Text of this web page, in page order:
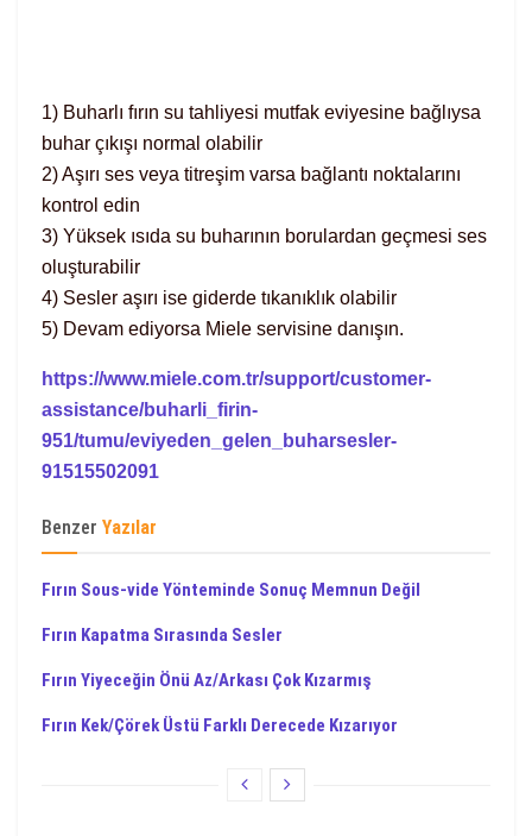
1) Buharlı fırın su tahliyesi mutfak eviyesine bağlıysa
buhar çıkışı normal olabilir
2) Aşırı ses veya titreşim varsa bağlantı noktalarını
kontrol edin
3) Yüksek ısıda su buharının borulardan geçmesi ses
oluşturabilir
4) Sesler aşırı ise giderde tıkanıklık olabilir
5) Devam ediyorsa Miele servisine danışın.
https://www.miele.com.tr/support/customer-
assistance/buharli_firin-
951/tumu/eviyeden_gelen_buharsesler-
91515502091
Benzer Yazılar
Fırın Sous-vide Yönteminde Sonuç Memnun Değil
Fırın Kapatma Sırasında Sesler
Fırın Yiyeceğin Önü Az/Arkası Çok Kızarmış
Fırın Kek/Çörek Üstü Farklı Derecede Kızarıyor